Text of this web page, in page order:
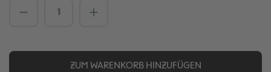
Produkt Anzahl: Gib den gewünschten
ZUM WARENKORB HINZUFÜGEN